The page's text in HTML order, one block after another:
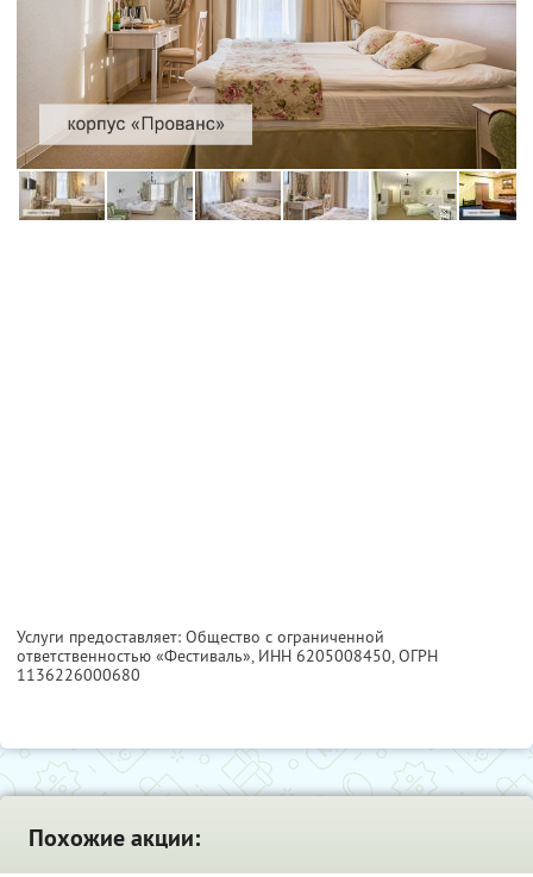
Услуги предоставляет: Общество с ограниченной
ответственностью «Фестиваль», ИНН 6205008450, ОГРН
1136226000680
Похожие акции: